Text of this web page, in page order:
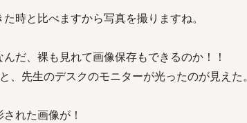
時と比べますから写真を撮りますね。
だ、裸も見れて画像保存もできるのか！！
、先生のデスクのモニターが光ったのが見えた。
れた画像が！